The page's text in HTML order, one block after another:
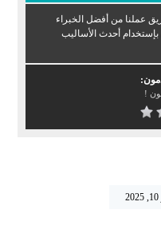
عملنا من أفضل الخبراء
أحدث الأساليب
!